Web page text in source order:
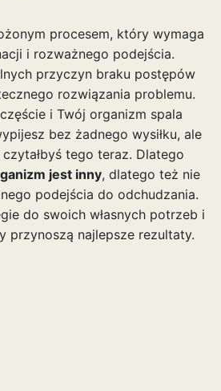
procesem, który wymaga
i rozważnego podejścia.
przyczyn braku postępów
rozwiązania problemu.
i Twój organizm spala
bez żadnego wysiłku, ale
tego teraz. Dlatego
jest inny, dlatego też nie
podejścia do odchudzania.
do swoich własnych potrzeb i
przynoszą najlepsze rezultaty.